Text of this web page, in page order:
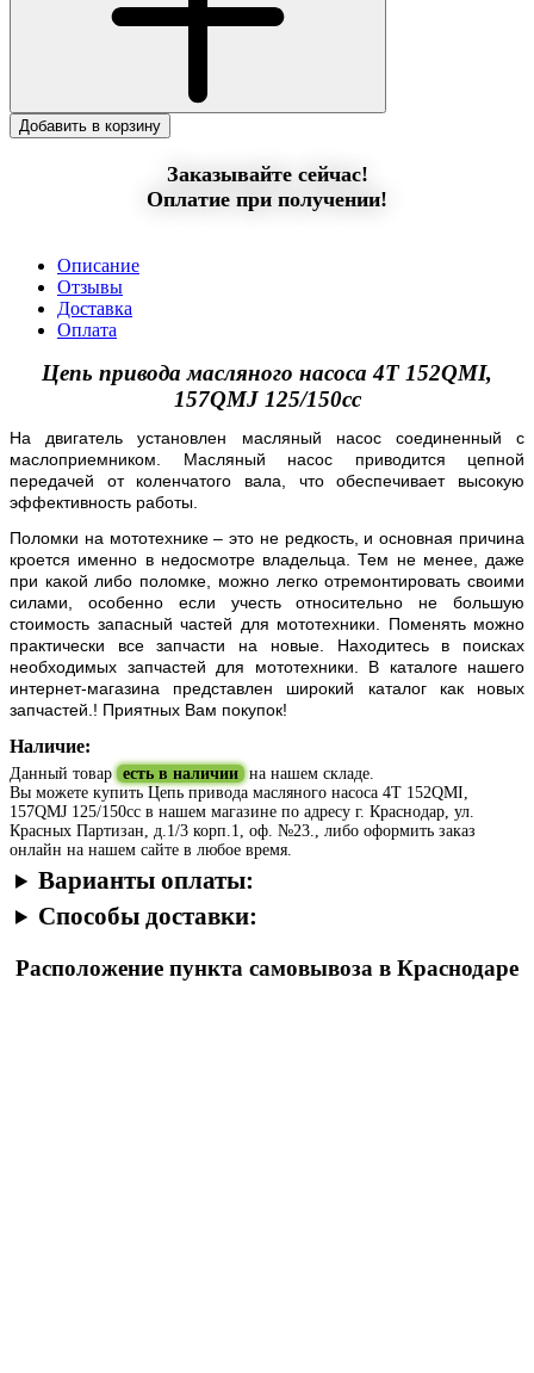
Добавить в корзину
Заказывайте сейчас!
Оплатие при получении!
Описание
Отзывы
Доставка
Оплата
Цепь привода масляного насоса 4T 152QMI,
157QMJ 125/150сс
На двигатель установлен масляный насос соединенный с
маслоприемником. Масляный насос приводится цепной
передачей от коленчатого вала, что обеспечивает высокую
эффективность работы.
Поломки на мототехнике – это не редкость, и основная причина
кроется именно в недосмотре владельца. Тем не менее, даже
при какой либо поломке, можно легко отремонтировать своими
силами, особенно если учесть относительно не большую
стоимость запасный частей для мототехники. Поменять можно
практически все запчасти на новые. Находитесь в поисках
необходимых запчастей для мототехники. В каталоге нашего
интернет-магазина представлен широкий каталог как новых
запчастей.! Приятных Вам покупок!
Наличие:
Данный товар есть в наличии на нашем складе.
Вы можете купить Цепь привода масляного насоса 4T 152QMI,
157QMJ 125/150сс в нашем магазине по адресу г. Краснодар, ул.
Красных Партизан, д.1/3 корп.1, оф. №23., либо оформить заказ
онлайн на нашем сайте в любое время.
Варианты оплаты:
Способы доставки:
Расположение пункта самовывоза в Краснодаре